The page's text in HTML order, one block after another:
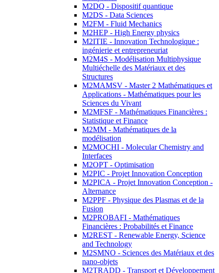
M2DQ - Dispositif quantique
M2DS - Data Sciences
M2FM - Fluid Mechanics
M2HEP - High Energy physics
M2ITIE - Innovation Technologique :
ingénierie et entrepreneuriat
M2M4S - Modélisation Multiphysique
Multiéchelle des Matériaux et des
Structures
M2MAMSV - Master 2 Mathématiques et
Applications - Mathématiques pour les
Sciences du Vivant
M2MFSF - Mathématiques Financières :
Statistique et Finance
M2MM - Mathématiques de la
modélisation
M2MOCHI - Molecular Chemistry and
Interfaces
M2OPT - Optimisation
M2PIC - Projet Innovation Conception
M2PICA - Projet Innovation Conception -
Alternance
M2PPF - Physique des Plasmas et de la
Fusion
M2PROBAFI - Mathématiques
Financières : Probabilités et Finance
M2REST - Renewable Energy, Science
and Technology
M2SMNO - Sciences des Matériaux et des
nano-objets
M2TRADD - Transport et Développement